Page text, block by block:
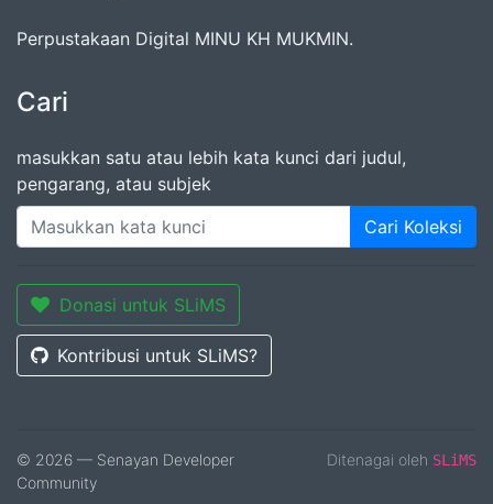
Perpustakaan Digital MINU KH MUKMIN.
Cari
masukkan satu atau lebih kata kunci dari judul,
pengarang, atau subjek
Cari Koleksi
Donasi untuk SLiMS
Kontribusi untuk SLiMS?
© 2026 — Senayan Developer
Community
Ditenagai oleh SLiMS